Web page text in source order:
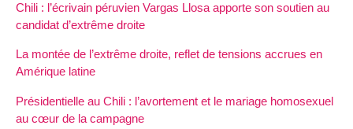
Chili : l’écrivain péruvien Vargas Llosa apporte son soutien au
candidat d’extrême droite
La montée de l’extrême droite, reflet de tensions accrues en
Amérique latine
Présidentielle au Chili : l’avortement et le mariage homosexuel
au cœur de la campagne